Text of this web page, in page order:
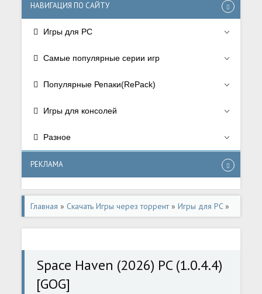
НАВИГАЦИЯ ПО САЙТУ
Игры для PC
Самые популярные серии игр
Популярные Репаки(RePack)
Игры для консолей
Разное
РЕКЛАМА
Главная » Скачать Игры через торрент»Игры для PC»
Стратегии/Strategy,РПГ/RPG,Симуляторы/Simulator
Space Haven (2026) PC (1.0.4.4)
[GOG]